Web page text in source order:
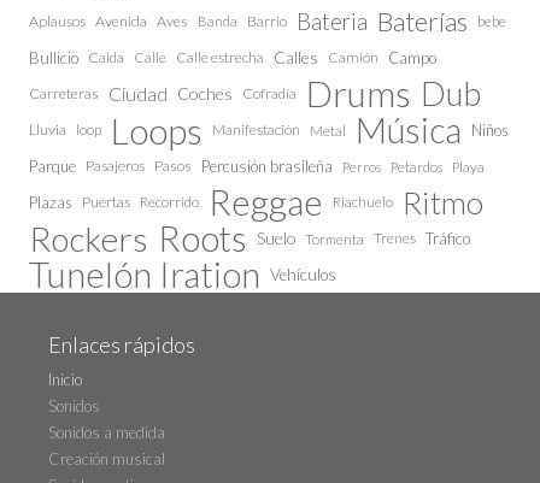
Aplausos Avenida Aves Banda Barrio Bateria Baterías bebe
Bullicio Caida Calle Calle estrecha Calles Camión Campo
Carreteras Ciudad Coches Cofradía Drums Dub
Lluvia loop Loops Manifestación Metal Música
Niños
Parque Pasajeros Pasos Percusión brasileña Perros Petardos Playa
Plazas Puertas Recorrido Reggae Riachuelo Ritmo
Rockers Roots Suelo Tormenta Trenes Tráfico
Tunelón Iration Vehículos
Enlaces rápidos
Inicio
Sonidos
Sonidos a medida
Creación musical